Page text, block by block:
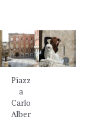
Piazz
a
Carlo
Alber